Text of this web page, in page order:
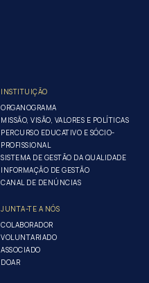
INSTITUIÇÃO
ORGANOGRAMA
MISSÃO, VISÃO, VALORES E POLÍTICAS
PERCURSO EDUCATIVO E SÓCIO-
PROFISSIONAL
SISTEMA DE GESTÃO DA QUALIDADE
INFORMAÇÃO DE GESTÃO
CANAL DE DENÚNCIAS
JUNTA-TE A NÓS
COLABORADOR
VOLUNTARIADO
ASSOCIADO
DOAR